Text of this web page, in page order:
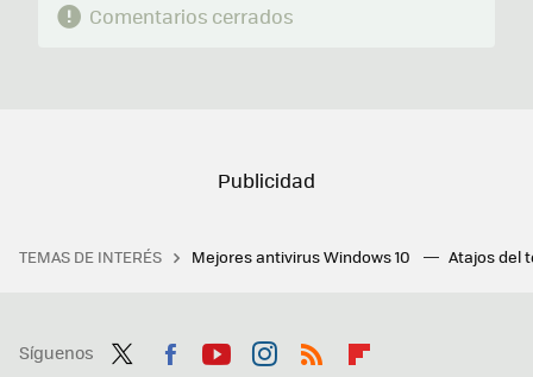
Comentarios cerrados
TEMAS DE INTERÉS Mejores antivirus Windows 10 Atajos del
Síguenos